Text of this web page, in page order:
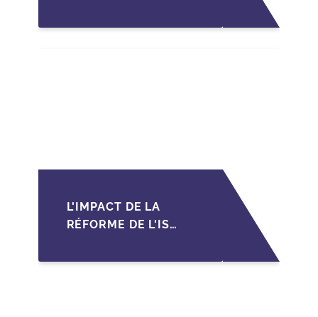
MAROC EN 2026 :
L'IMPACT DE LA
RÉFORME DE L'IS
TRANSMISSION DES